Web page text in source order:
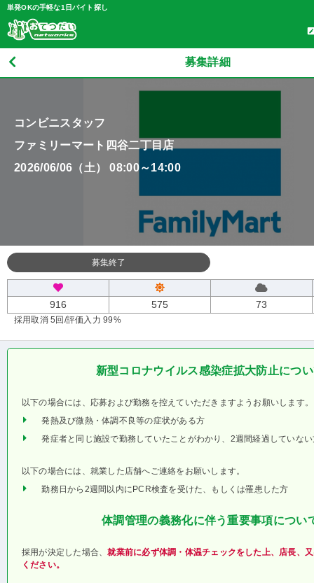
単発OKの手軽な1日バイト探し
募集詳細
コンビニスタッフ
ファミリーマート四谷二丁目店
2026/06/06（土） 08:00～14:00
募集終了
916 575 73
採用取消 5回 /評価入力 99%
新型コロナウイルス感染症拡大防止につ
以下の場合には、応募および勤務を控えていただきますようお願いします。
発熱及び微熱・体調不良等の症状がある方
発症者と同じ施設で勤務していたことがわかり、2週間経過していな
以下の場合には、就業した店舗へご連絡をお願いします。
勤務日から2週間以内にPCR検査を受けた、もしくは罹患した方
体調管理の義務化に伴う重要事項につい
採用が決定した場合、就業前に必ず体調・体温チェックをした上、店長、
ください。